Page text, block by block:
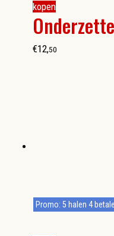
kopen
€12,50
Promo: 5 halen 4